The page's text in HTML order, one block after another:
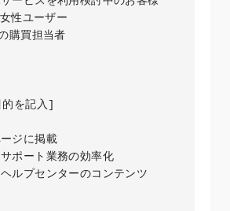
性ユーザー
購買担当者
的を記入]
ジに掲載
ポート業務の効率化
ルプセンターのコンテンツ